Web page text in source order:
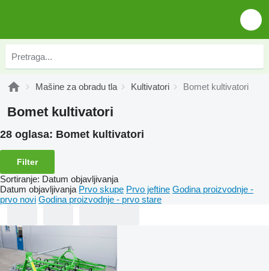
Mašine za obradu tla Kultivatori Bomet kultivatori
Bomet kultivatori
28 oglasa: Bomet kultivatori
Filter
Sortiranje: Datum objavljivanja
Datum objavljivanja Prvo skupe Prvo jeftine Godina proizvodnje -
prvo novi Godina proizvodnje - prvo stare